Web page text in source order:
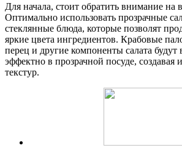
Для начала, стоит обратить внимание на
Оптимально использовать прозрачные
стеклянные блюда, которые позволят
яркие цвета ингредиентов. Крабовые
перец и другие компоненты салата будут
эффектно в прозрачной посуде, создавая
текстур.